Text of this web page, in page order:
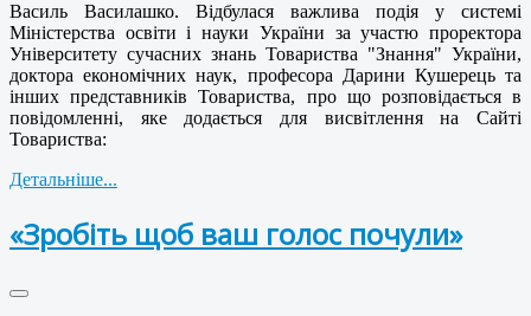
Василь Василашко. Відбулася важлива подія у системі
Міністерства освіти і науки України за участю проректора
Університету сучасних знань Товариства "Знання" України,
доктора економічних наук, професора Дарини Кушерець та
інших представників Товариства, про що розповідається в
повідомленні, яке додається для висвітлення на Сайті
Товариства:
Детальніше...
«Зробіть щоб ваш голос почули»